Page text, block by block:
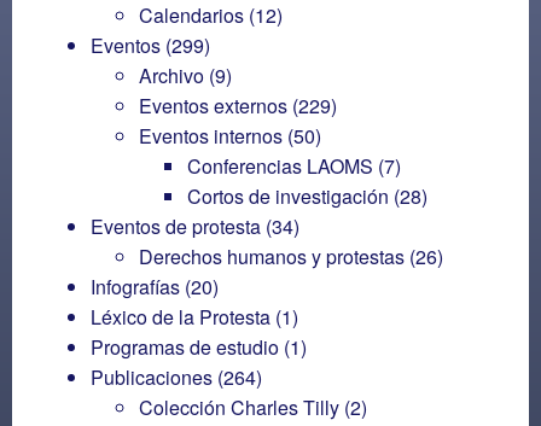
Calendarios (12)
Eventos (299)
Archivo (9)
Eventos externos (229)
Eventos internos (50)
Conferencias LAOMS (7)
Cortos de investigación (28)
Eventos de protesta (34)
Derechos humanos y protestas (26)
Infografías (20)
Léxico de la Protesta (1)
Programas de estudio (1)
Publicaciones (264)
Colección Charles Tilly (2)